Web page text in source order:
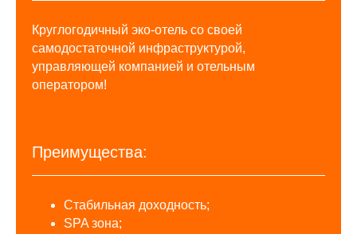
Круглогодичный эко-отель со своей
самодостаточной инфраструктурой,
управляющей компанией и отельным
оператором!
Преимущества:
Стабильная доходность;
SPA зона;